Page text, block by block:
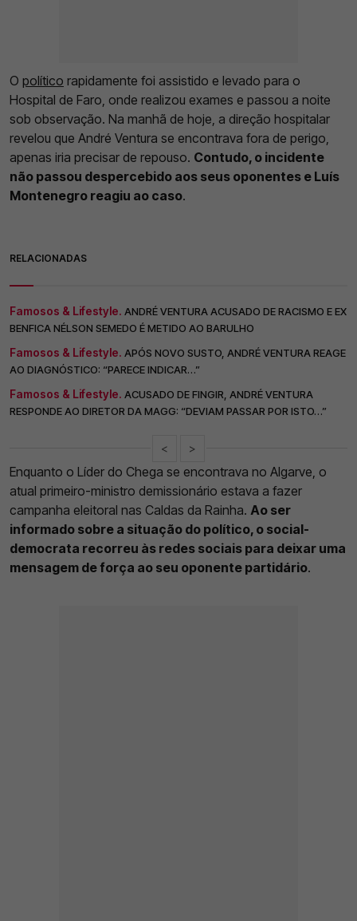
O político rapidamente foi assistido e levado para o
Hospital de Faro, onde realizou exames e passou a noite
sob observação. Na manhã de hoje, a direção hospitalar
revelou que André Ventura se encontrava fora de perigo,
apenas iria precisar de repouso. Contudo, o incidente
não passou despercebido aos seus oponentes e Luís
Montenegro reagiu ao caso.
RELACIONADAS
Famosos & Lifestyle. ANDRÉ VENTURA ACUSADO DE RACISMO E EX
BENFICA NÉLSON SEMEDO É METIDO AO BARULHO
Famosos & Lifestyle. APÓS NOVO SUSTO, ANDRÉ VENTURA REAGE
AO DIAGNÓSTICO: “PARECE INDICAR…”
Famosos & Lifestyle. ACUSADO DE FINGIR, ANDRÉ VENTURA
RESPONDE AO DIRETOR DA MAGG: “DEVIAM PASSAR POR ISTO…”
< >
Enquanto o Líder do Chega se encontrava no Algarve, o
atual primeiro-ministro demissionário estava a fazer
campanha eleitoral nas Caldas da Rainha. Ao ser
informado sobre a situação do político, o social-
democrata recorreu às redes sociais para deixar uma
mensagem de força ao seu oponente partidário.